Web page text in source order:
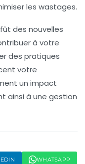
les wastages.
des nouvelles
à votre
des pratiques
votre
un impact
ainsi à une gestion
WHATSAPP